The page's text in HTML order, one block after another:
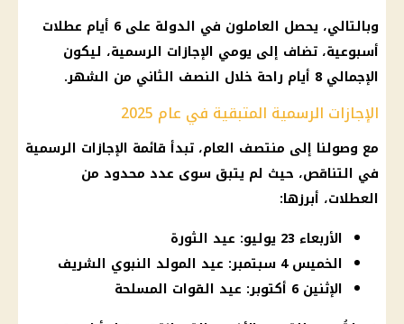
وبالتالي، يحصل العاملون في الدولة على 6 أيام عطلات
أسبوعية، تضاف إلى يومي الإجازات الرسمية، ليكون
الإجمالي 8 أيام راحة خلال النصف الثاني من الشهر.
الإجازات الرسمية المتبقية في عام 2025
مع وصولنا إلى منتصف العام، تبدأ قائمة الإجازات الرسمية
في التناقص، حيث لم يتبق سوى عدد محدود من
العطلات، أبرزها:
الأربعاء 23 يوليو: عيد الثورة
الخميس 4 سبتمبر: عيد المولد النبوي الشريف
الإثنين 6 أكتوبر: عيد القوات المسلحة